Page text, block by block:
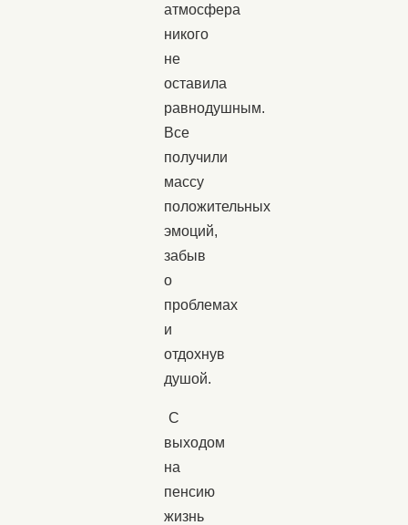
атмосфера
никого
не
оставила
равнодушным.
Все
получили
массу
положительных
эмоций,
забыв
о
проблемах
и
отдохнув
душой.
С
выходом
на
пенсию
жизнь